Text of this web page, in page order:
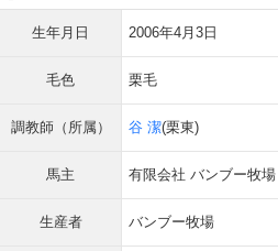
生年月日 2006年4月3日
毛色 栗毛
調教師（所属） 谷 潔(栗東)
馬主 有限会社 バンブー牧場
生産者 バンブー牧場